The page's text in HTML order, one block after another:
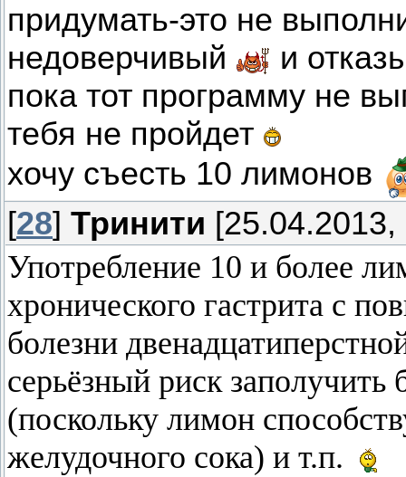
придумать-это не
недоверчивый
и
пока тот программу не
тебя не пройдет
хочу съесть 10 лимонов
[28] Тринити [25.04.2013,
Употребление 10 и более
хронического гастрита с
болезни
серьёзный риск
(поскольку лимон
желудочного сока) и т.п.